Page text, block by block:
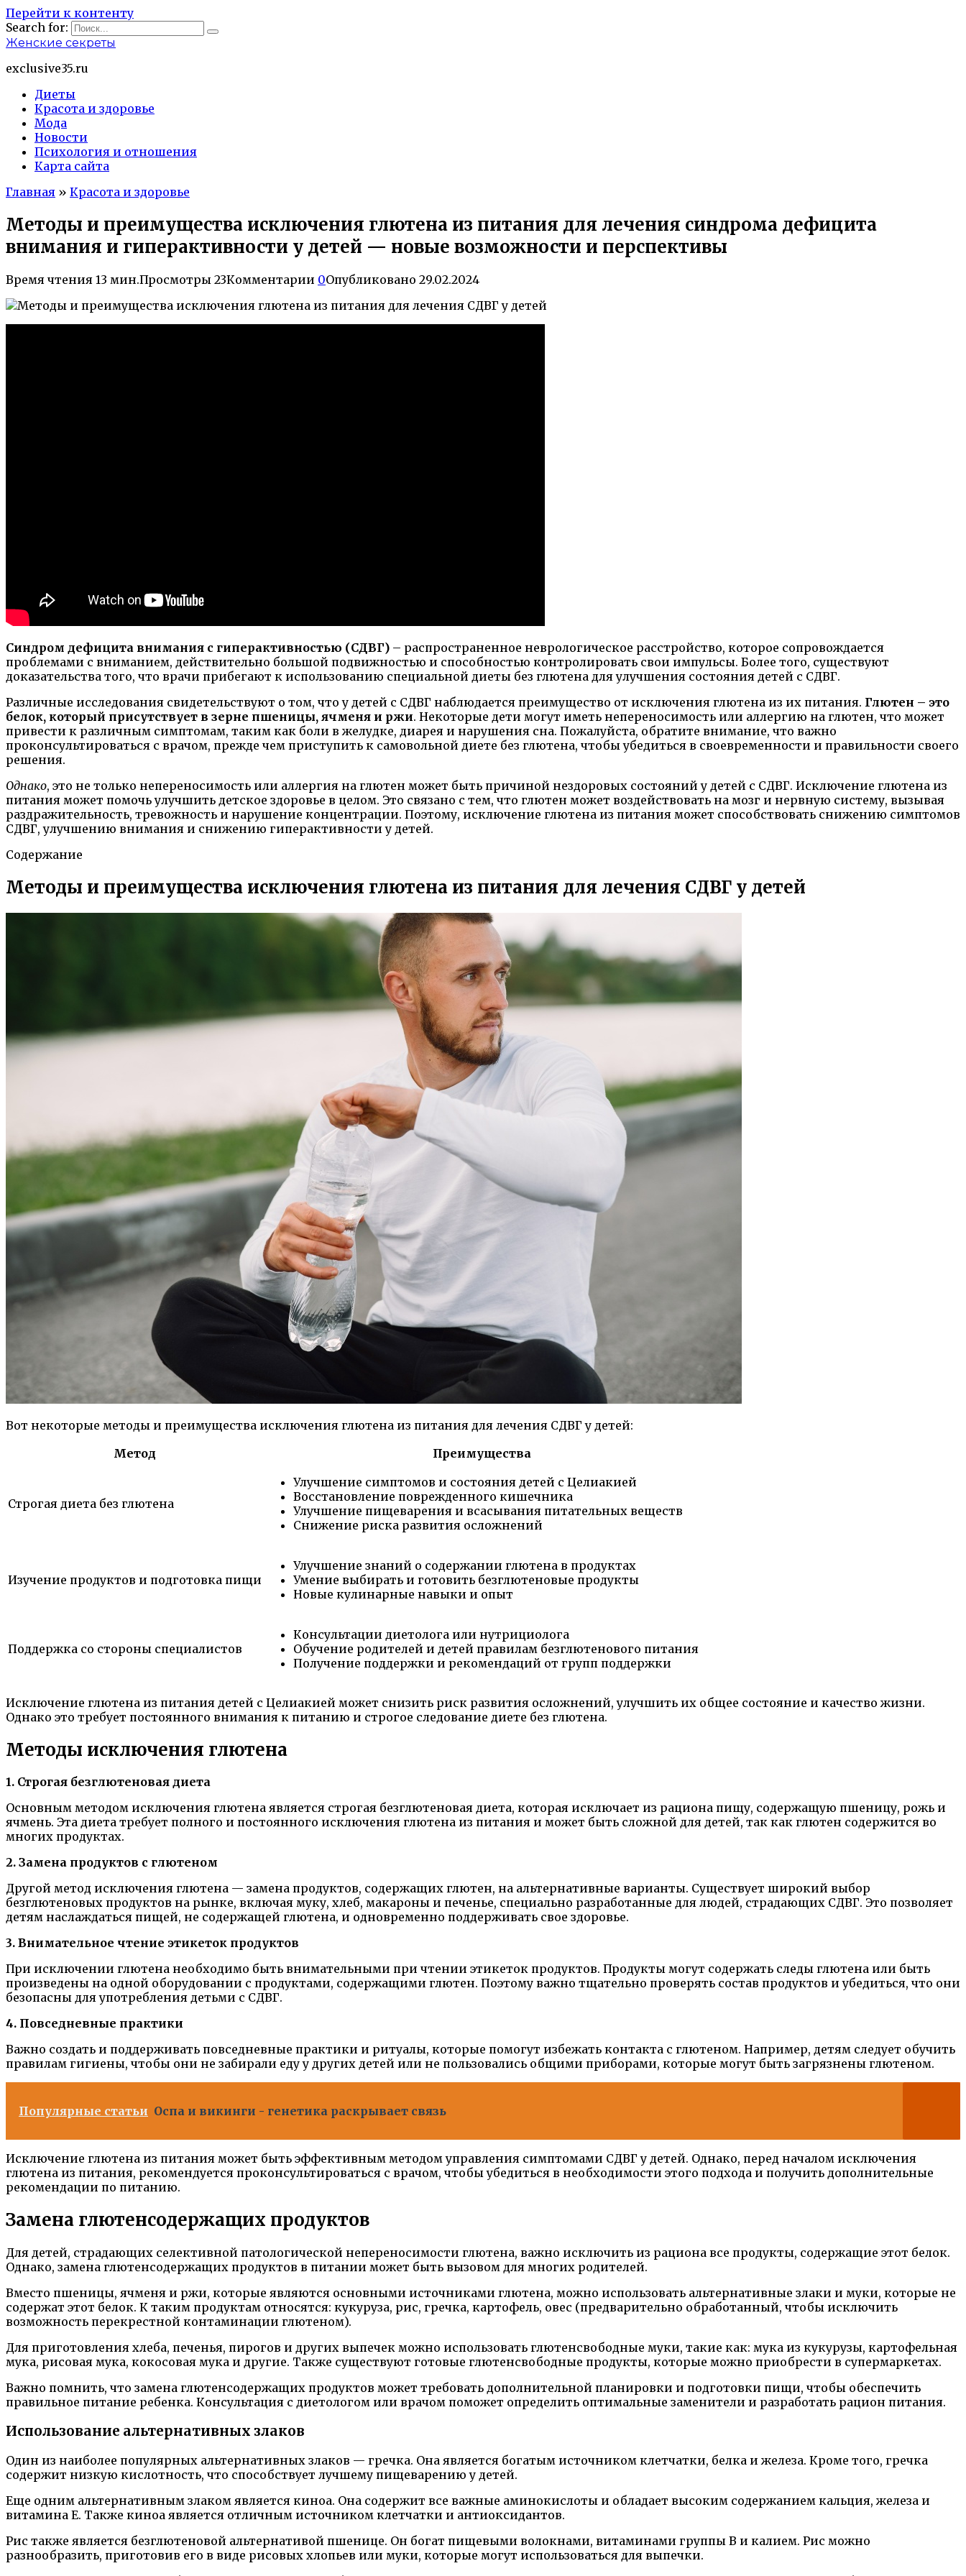
Перейти к контенту
Search for:
Женские секреты
exclusive35.ru
Диеты
Красота и здоровье
Мода
Новости
Психология и отношения
Карта сайта
Главная » Красота и здоровье
Методы и преимущества исключения глютена из питания для лечения синдрома дефицита
внимания и гиперактивности у детей — новые возможности и перспективы
Время чтения 13 мин.Просмотры 23Комментарии 0Опубликовано 29.02.2024
Синдром дефицита внимания с гиперактивностью (СДВГ) – распространенное неврологическое расстройство, которое сопровождается
проблемами с вниманием, действительно большой подвижностью и способностью контролировать свои импульсы. Более того, существуют
доказательства того, что врачи прибегают к использованию специальной диеты без глютена для улучшения состояния детей с СДВГ.
Различные исследования свидетельствуют о том, что у детей с СДВГ наблюдается преимущество от исключения глютена из их питания. Глютен – это
белок, который присутствует в зерне пшеницы, ячменя и ржи. Некоторые дети могут иметь непереносимость или аллергию на глютен, что может
привести к различным симптомам, таким как боли в желудке, диарея и нарушения сна. Пожалуйста, обратите внимание, что важно
проконсультироваться с врачом, прежде чем приступить к самовольной диете без глютена, чтобы убедиться в своевременности и правильности своего
решения.
Однако, это не только непереносимость или аллергия на глютен может быть причиной нездоровых состояний у детей с СДВГ. Исключение глютена из
питания может помочь улучшить детское здоровье в целом. Это связано с тем, что глютен может воздействовать на мозг и нервную систему, вызывая
раздражительность, тревожность и нарушение концентрации. Поэтому, исключение глютена из питания может способствовать снижению симптомов
СДВГ, улучшению внимания и снижению гиперактивности у детей.
Содержание
Методы и преимущества исключения глютена из питания для лечения СДВГ у детей
Вот некоторые методы и преимущества исключения глютена из питания для лечения СДВГ у детей:
Метод
Преимущества
Строгая диета без глютена
Улучшение симптомов и состояния детей с Целиакией
Восстановление поврежденного кишечника
Улучшение пищеварения и всасывания питательных веществ
Снижение риска развития осложнений
Изучение продуктов и подготовка пищи
Улучшение знаний о содержании глютена в продуктах
Умение выбирать и готовить безглютеновые продукты
Новые кулинарные навыки и опыт
Поддержка со стороны специалистов
Консультации диетолога или нутрициолога
Обучение родителей и детей правилам безглютенового питания
Получение поддержки и рекомендаций от групп поддержки
Исключение глютена из питания детей с Целиакией может снизить риск развития осложнений, улучшить их общее состояние и качество жизни.
Однако это требует постоянного внимания к питанию и строгое следование диете без глютена.
Методы исключения глютена
1. Строгая безглютеновая диета
Основным методом исключения глютена является строгая безглютеновая диета, которая исключает из рациона пищу, содержащую пшеницу, рожь и
ячмень. Эта диета требует полного и постоянного исключения глютена из питания и может быть сложной для детей, так как глютен содержится во
многих продуктах.
2. Замена продуктов с глютеном
Другой метод исключения глютена — замена продуктов, содержащих глютен, на альтернативные варианты. Существует широкий выбор
безглютеновых продуктов на рынке, включая муку, хлеб, макароны и печенье, специально разработанные для людей, страдающих СДВГ. Это позволяет
детям наслаждаться пищей, не содержащей глютена, и одновременно поддерживать свое здоровье.
3. Внимательное чтение этикеток продуктов
При исключении глютена необходимо быть внимательными при чтении этикеток продуктов. Продукты могут содержать следы глютена или быть
произведены на одной оборудовании с продуктами, содержащими глютен. Поэтому важно тщательно проверять состав продуктов и убедиться, что они
безопасны для употребления детьми с СДВГ.
4. Повседневные практики
Важно создать и поддерживать повседневные практики и ритуалы, которые помогут избежать контакта с глютеном. Например, детям следует обучить
правилам гигиены, чтобы они не забирали еду у других детей или не пользовались общими приборами, которые могут быть загрязнены глютеном.
Популярные статьи Оспа и викинги - генетика раскрывает связь
Исключение глютена из питания может быть эффективным методом управления симптомами СДВГ у детей. Однако, перед началом исключения
глютена из питания, рекомендуется проконсультироваться с врачом, чтобы убедиться в необходимости этого подхода и получить дополнительные
рекомендации по питанию.
Замена глютенсодержащих продуктов
Для детей, страдающих селективной патологической непереносимости глютена, важно исключить из рациона все продукты, содержащие этот белок.
Однако, замена глютенсодержащих продуктов в питании может быть вызовом для многих родителей.
Вместо пшеницы, ячменя и ржи, которые являются основными источниками глютена, можно использовать альтернативные злаки и муки, которые не
содержат этот белок. К таким продуктам относятся: кукуруза, рис, гречка, картофель, овес (предварительно обработанный, чтобы исключить
возможность перекрестной контаминации глютеном).
Для приготовления хлеба, печенья, пирогов и других выпечек можно использовать глютенсвободные муки, такие как: мука из кукурузы, картофельная
мука, рисовая мука, кокосовая мука и другие. Также существуют готовые глютенсвободные продукты, которые можно приобрести в супермаркетах.
Важно помнить, что замена глютенсодержащих продуктов может требовать дополнительной планировки и подготовки пищи, чтобы обеспечить
правильное питание ребенка. Консультация с диетологом или врачом поможет определить оптимальные заменители и разработать рацион питания.
Использование альтернативных злаков
Один из наиболее популярных альтернативных злаков — гречка. Она является богатым источником клетчатки, белка и железа. Кроме того, гречка
содержит низкую кислотность, что способствует лучшему пищеварению у детей.
Еще одним альтернативным злаком является киноа. Она содержит все важные аминокислоты и обладает высоким содержанием кальция, железа и
витамина Е. Также киноа является отличным источником клетчатки и антиоксидантов.
Рис также является безглютеновой альтернативой пшенице. Он богат пищевыми волокнами, витаминами группы B и калием. Рис можно
разнообразить, приготовив его в виде рисовых хлопьев или муки, которые могут использоваться для выпечки.